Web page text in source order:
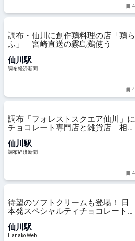
4
調布・仙川に創作鶏料理の店「鶏ら
ふ」 宮崎直送の霧島鶏使う
仙川駅
調布経済新聞
4
調布「フォレストスクエア仙川」に
チョコレート専門店と雑貨店 相次
仙川駅
調布経済新聞
4
待望のソフトクリームも登場！ 日
本発スペシャルティチョコレート専
新店舗「Minimal The Edition」を仙
川駅前にオープン。
仙川駅
Hanako Web